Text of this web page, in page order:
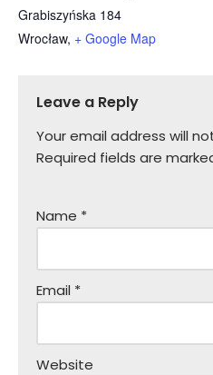
Grabiszyńska 184
Wrocław, + Google Map
Leave a Reply
Your email address will
Required fields are
Name *
Email *
Website